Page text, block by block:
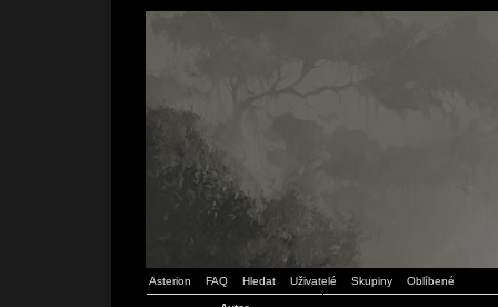
Asterion FAQ Hledat Uživatelé Skupiny Oblíbené